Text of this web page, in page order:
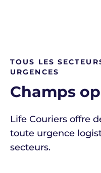
TOUS LES
URGENCES
Champs
Life Couriers offre
toute urgence
secteurs.